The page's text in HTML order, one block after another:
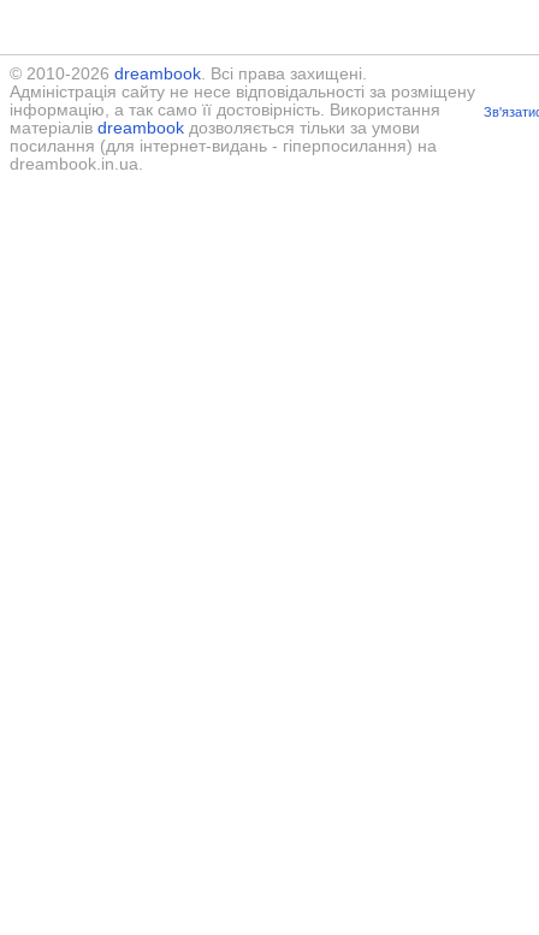
© 2010-2026 dreambook. Всі права захищені.
Адміністрація сайту не несе відповідальності за розміщену
інформацію, а так само її достовірність. Використання
матеріалів dreambook дозволяється тільки за умови
посилання (для інтернет-видань - гіперпосилання) на
dreambook.in.ua.